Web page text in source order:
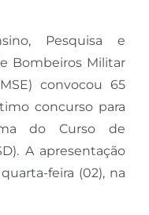
Pesquisa e
Bombeiros Militar
convocou 65
concurso para
do Curso de
A apresentação
feira (02), na